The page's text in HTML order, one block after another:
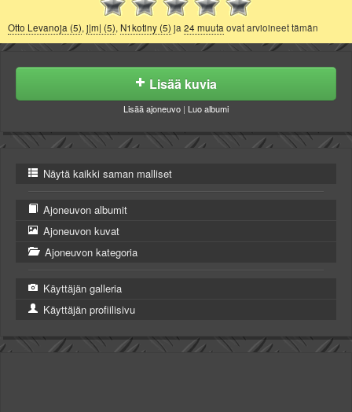
Otto Levanoja (5),j|m| (5),N1kotiny (5) ja24 muutaovat arvioineet tämän
Lisää kuvia
Lisää ajoneuvo | Luo albumi
Näytä kaikki saman malliset
Ajoneuvon albumit
Ajoneuvon kuvat
Ajoneuvon kategoria
Käyttäjän galleria
Käyttäjän profiilisivu